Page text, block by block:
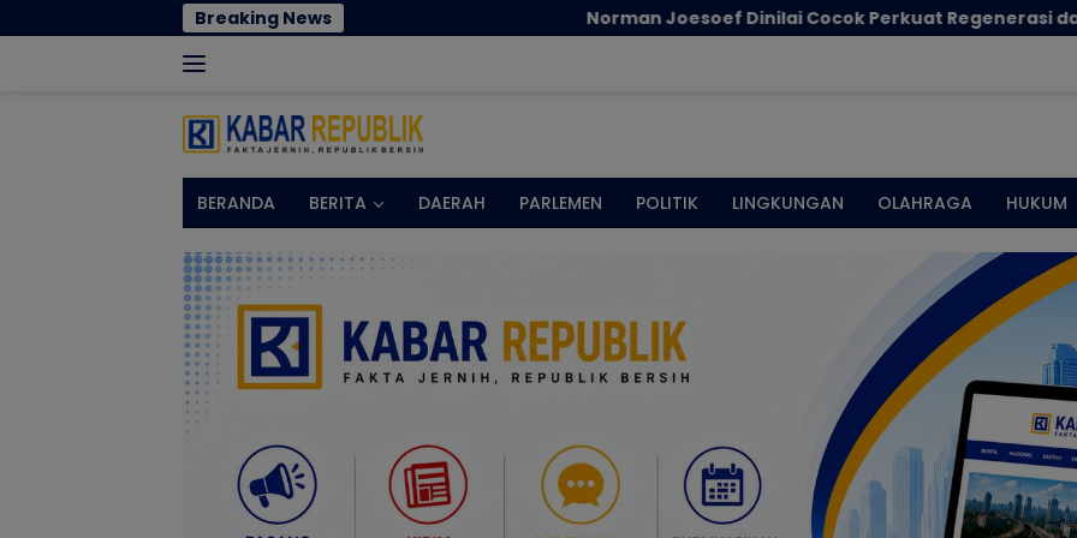
ke
Breaking News Norman Joesoef Dinilai Cocok Perkuat Regenerasi dan Inovasi
BERANDA BERITA DAERAH PARLEMEN POLITIK LINGKUNGAN OLAHRAGA HUKUM